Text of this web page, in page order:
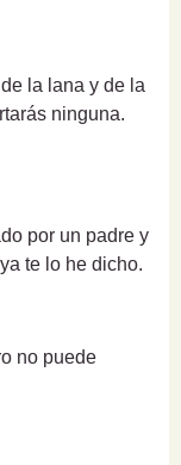
la lana y de la
ninguna.
por un padre y
te lo he dicho.
no puede